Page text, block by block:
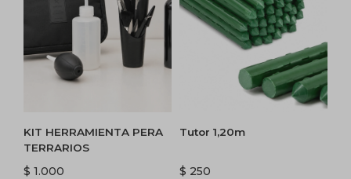
KIT HERRAMIENTA PERA
TERRARIOS
$ 1.000
Tutor 1,20m
$ 250